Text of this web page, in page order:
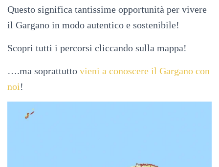
Questo significa tantissime opportunità per vivere
il Gargano in modo autentico e sostenibile!
Scopri tutti i percorsi cliccando sulla mappa!
….ma soprattutto vieni a conoscere il Gargano con
noi!